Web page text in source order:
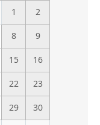
1
2
8 9
15 16
22 23
29 30